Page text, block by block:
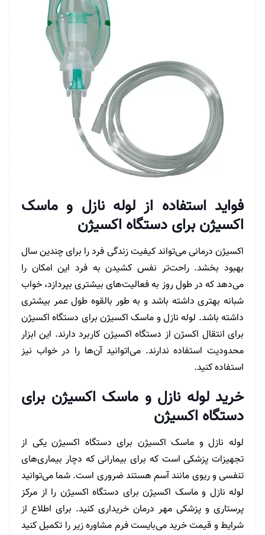
فواید استفاده از لوله نازل و ماسک
اکسیژن برای دستگاه اکسیژن
اکسیژن درمانی می‌تواند کیفیت زندگی فرد را برای چندین سال
بهبود بخشد. راحت‌تر نفس کشیدن به فرد این امکان را
می‌دهد که در طول روز به فعالیت‌های بیشتری بپردازد، خواب
شبانه بهتری داشته باشد و به طور بالقوه طول عمر بیشتری
داشته باشد. لوله نازل و ماسک اکسیژن برای دستگاه اکسیژن
برای انتقال اکسژن از دستگاه اکسیژن کاربرد دارند. این ابزار
محدودیت استفاده ندارند. می‌اتوانید آن‌ها را در خواب نیز
استفاده کنید.
خرید لوله نازل و ماسک اکسیژن برای
دستگاه اکسیژن
لوله نازل و ماسک اکسیژن برای دستگاه اکسیژن یکی از
تجهیزات پزشکی است که برای بیمارانی که دچار بیماری‌های
تنفسی و ریوی مانند آسم هستند ضروری است. شما می‌توانید
لوله نازل و ماسک اکسیژن برای دستگاه اکسیژن را از مرکز
پرستاری و پزشکی مهر درمان خریداری کنید. برای اطلاع از
شرایط و قیمت خرید می‌بایست فرم مشاوره زیر را تکمیل کنید